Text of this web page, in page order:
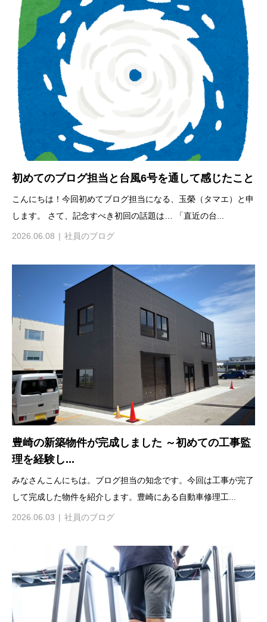
初めてのブログ担当と台風6号を通して感じたこと
こんにちは！今回初めてブログ担当になる、玉榮（タマエ）と申
します。 さて、記念すべき初回の話題は… 「直近の台...
2026.06.08 社員のブログ
豊崎の新築物件が完成しました ～初めての工事監
理を経験し...
みなさんこんにちは。ブログ担当の知念です。今回は工事が完了
して完成した物件を紹介します。豊崎にある自動車修理工...
2026.06.03 社員のブログ